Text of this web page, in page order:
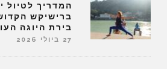
המדריך לטיול
ברישיקש
בירת היוגה
27 ביולי 2026